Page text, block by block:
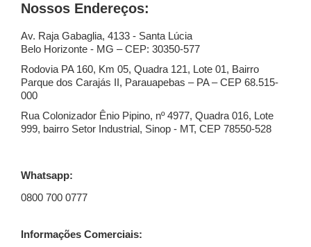
Nossos Endereços:
Av. Raja Gabaglia, 4133 - Santa Lúcia
Belo Horizonte - MG – CEP: 30350-577
Rodovia PA 160, Km 05, Quadra 121, Lote 01, Bairro
Parque dos Carajás II, Parauapebas – PA – CEP 68.515-
000
Rua Colonizador Ênio Pipino, nº 4977, Quadra 016, Lote
999, bairro Setor Industrial, Sinop - MT, CEP 78550-528
Whatsapp:
0800 700 0777
Informações Comerciais: